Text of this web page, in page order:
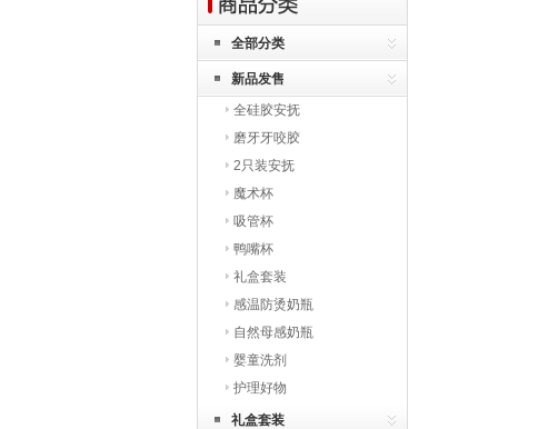
全部分类
新品发售
全硅胶安抚
磨牙牙咬胶
2只装安抚
魔术杯
吸管杯
鸭嘴杯
礼盒套装
感温防烫奶瓶
自然母感奶瓶
婴童洗剂
护理好物
礼盒套装